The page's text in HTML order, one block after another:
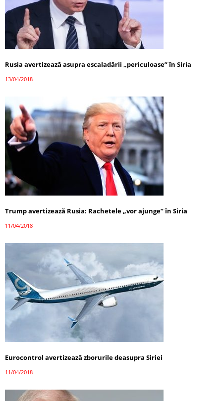
Rusia avertizează asupra escaladării „periculoase” în Siria
13/04/2018
Trump avertizează Rusia: Rachetele „vor ajunge” în Siria
11/04/2018
Eurocontrol avertizează zborurile deasupra Siriei
11/04/2018